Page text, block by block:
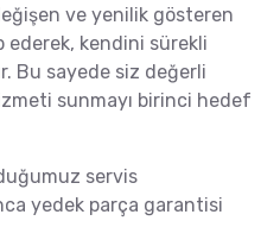
ve yenilik gösteren
ederek, kendini sürekli
Bu sayede siz değerli
sunmayı birinci hedef
servis
yedek parça garantisi